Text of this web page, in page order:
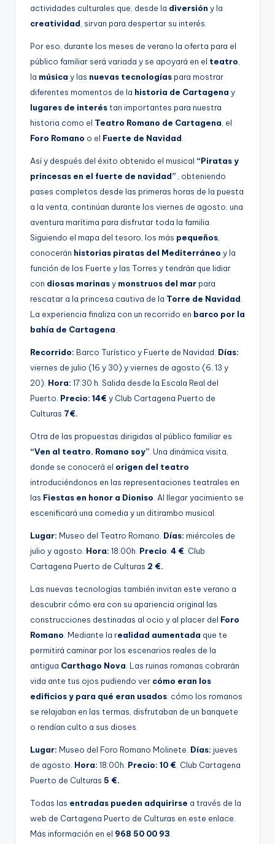
actividades culturales que, desde la diversión y la
creatividad, sirvan para despertar su interés.
Por eso, durante los meses de verano la oferta para el
público familiar será variada y se apoyará en el teatro,
la música y las nuevas tecnologías para mostrar
diferentes momentos de la historia de Cartagena y
lugares de interéstan importantes para nuestra
historia como el Teatro Romano de Cartagena, el
Foro Romano o el Fuerte de Navidad.
Así y después del éxito obtenido el musical “Piratas y
princesas en el fuerte de navidad” , obteniendo
pases completos desde las primeras horas de la puesta
a la venta, continúan durante los viernes de agosto, una
aventura marítima para disfrutar toda la familia.
Siguiendo el mapa del tesoro, los más pequeños,
conocerán historias piratas del Mediterráneo y la
función de los Fuerte y las Torres y tendrán que lidiar
con diosas marinasy monstruos del mar para
rescatar a la princesa cautiva de la Torre de Navidad.
La experiencia finaliza con un recorrido en barco por la
bahía de Cartagena.
Recorrido: Barco Turístico y Fuerte de Navidad. Días:
viernes de julio (16 y 30) y viernes de agosto (6, 13 y
20). Hora: 17:30 h. Salida desde la Escala Real del
Puerto. Precio: 14€ y Club Cartagena Puerto de
Culturas 7€.
Otra de las propuestas dirigidas al público familiar es
“Ven al teatro. Romano soy”. Una dinámica visita,
donde se conocerá el origen del teatro
introduciéndonos en las representaciones teatrales en
las Fiestas en honor a Dioniso. Al llegar yacimiento se
escenificará una comedia y un ditirambo musical.
Lugar: Museo del Teatro Romano. Días: miércoles de
julio y agosto. Hora: 18:00h. Precio: 4 €. Club
Cartagena Puerto de Culturas 2 €.
Las nuevas tecnologías también invitan este verano a
descubrir cómo era con su apariencia original las
construcciones destinadas al ocio y al placer del Foro
Romano. Mediante la realidad aumentada que te
permitirá caminar por los escenarios reales de la
antigua Carthago Nova. Las ruinas romanas cobrarán
vida ante tus ojos pudiendo ver cómo eran los
edificios y para qué eran usados: cómo los romanos
se relajaban en las termas, disfrutaban de un banquete
o rendían culto a sus dioses.
Lugar: Museo del Foro Romano Molinete. Días: jueves
de agosto. Hora: 18:00h. Precio: 10 €. Club Cartagena
Puerto de Culturas 5 €.
Todas las entradas pueden adquirirse a través de la
web de Cartagena Puerto de Culturas en este enlace.
Más información en el 968 50 00 93.